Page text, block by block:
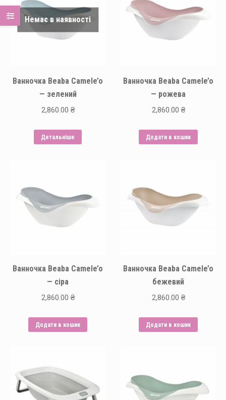
Немає в наявності
Ванночка Beaba Camele’o
— зелений
2,860.00 ₴
Детальніше
Ванночка Beaba Camele’o
— рожева
2,860.00 ₴
Додати в кошик
Ванночка Beaba Camele’o
— сіра
2,860.00 ₴
Додати в кошик
Ванночка Beaba Camele’o
бежевий
2,860.00 ₴
Додати в кошик